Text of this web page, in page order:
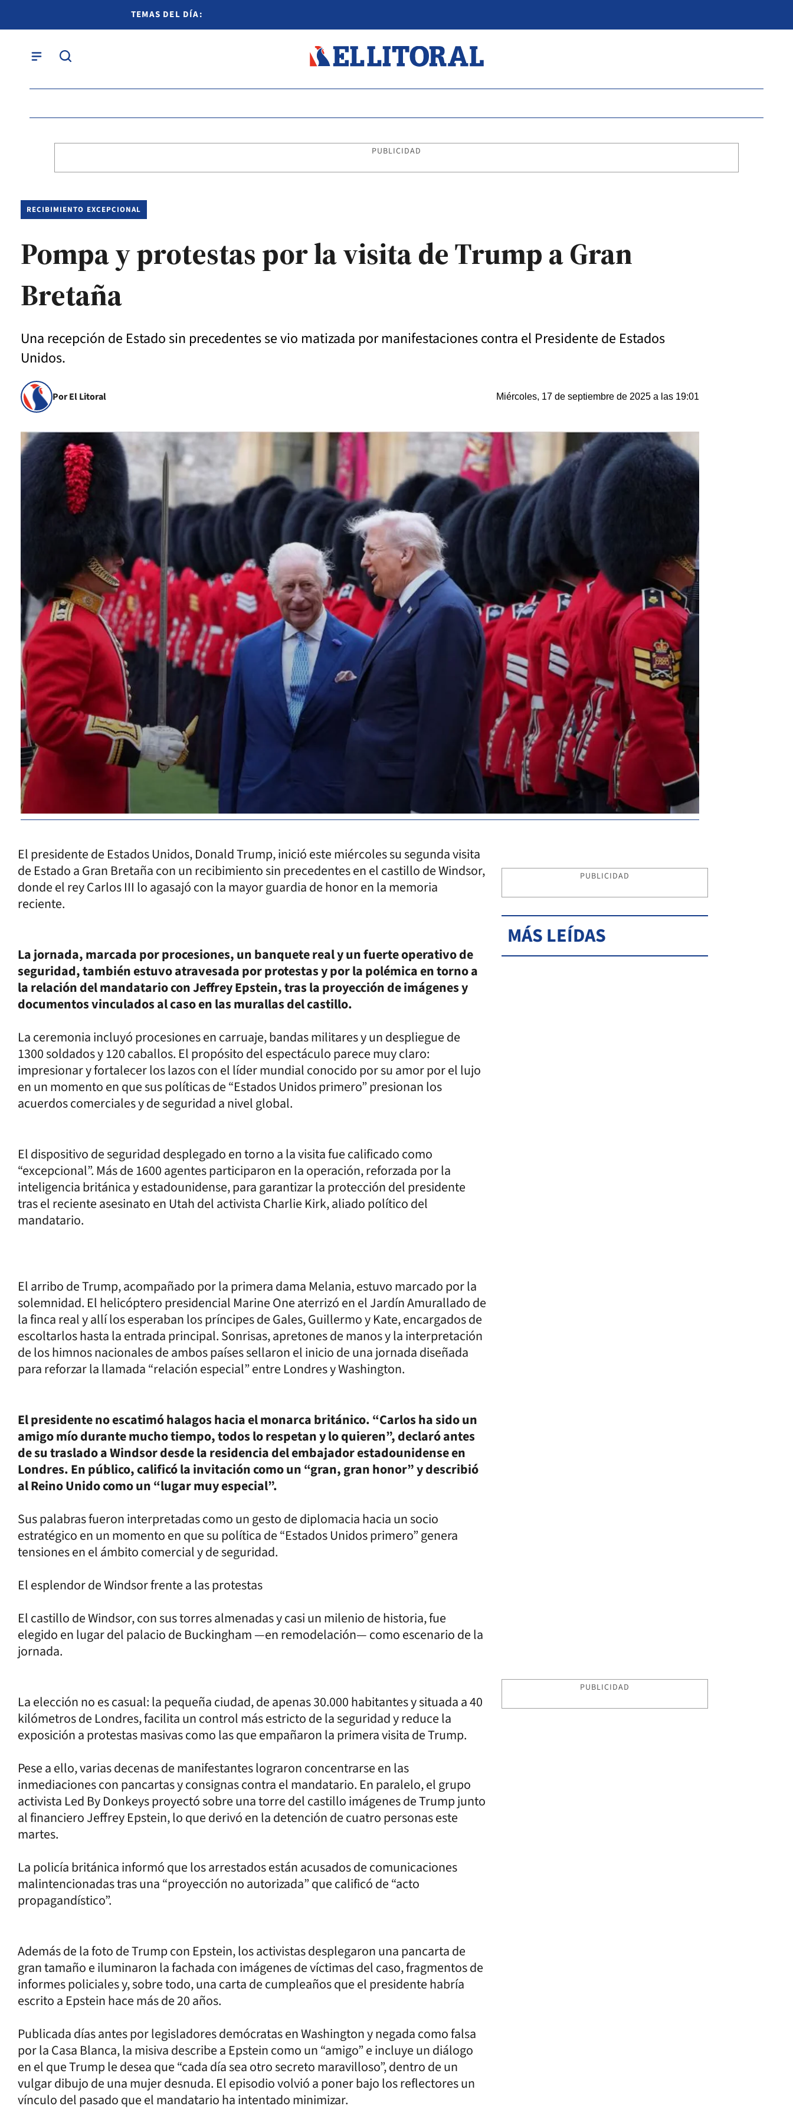
TEMAS DEL DÍA:
PUBLICIDAD
RECIBIMIENTO EXCEPCIONAL
Pompa y protestas por la visita de Trump a Gran
Bretaña
Una recepción de Estado sin precedentes se vio matizada por manifestaciones contra el Presidente de Estados
Unidos.
Por El Litoral Miércoles, 17 de septiembre de 2025 a las 19:01
El presidente de Estados Unidos, Donald Trump, inició este miércoles su segunda visita
de Estado a Gran Bretaña con un recibimiento sin precedentes en el castillo de Windsor,
donde el rey Carlos III lo agasajó con la mayor guardia de honor en la memoria
reciente.
La jornada, marcada por procesiones, un banquete real y un fuerte operativo de
seguridad, también estuvo atravesada por protestas y por la polémica en torno a
la relación del mandatario con Jeffrey Epstein, tras la proyección de imágenes y
documentos vinculados al caso en las murallas del castillo.
La ceremonia incluyó procesiones en carruaje, bandas militares y un despliegue de
1300 soldados y 120 caballos. El propósito del espectáculo parece muy claro:
impresionar y fortalecer los lazos con el líder mundial conocido por su amor por el lujo
en un momento en que sus políticas de “Estados Unidos primero” presionan los
acuerdos comerciales y de seguridad a nivel global.
El dispositivo de seguridad desplegado en torno a la visita fue calificado como
“excepcional”. Más de 1600 agentes participaron en la operación, reforzada por la
inteligencia británica y estadounidense, para garantizar la protección del presidente
tras el reciente asesinato en Utah del activista Charlie Kirk, aliado político del
mandatario.
El arribo de Trump, acompañado por la primera dama Melania, estuvo marcado por la
solemnidad. El helicóptero presidencial Marine One aterrizó en el Jardín Amurallado de
la finca real y allí los esperaban los príncipes de Gales, Guillermo y Kate, encargados de
escoltarlos hasta la entrada principal. Sonrisas, apretones de manos y la interpretación
de los himnos nacionales de ambos países sellaron el inicio de una jornada diseñada
para reforzar la llamada “relación especial” entre Londres y Washington.
El presidente no escatimó halagos hacia el monarca británico. “Carlos ha sido un
amigo mío durante mucho tiempo, todos lo respetan y lo quieren”, declaró antes
de su traslado a Windsor desde la residencia del embajador estadounidense en
Londres. En público, calificó la invitación como un “gran, gran honor” y describió
al Reino Unido como un “lugar muy especial”.
Sus palabras fueron interpretadas como un gesto de diplomacia hacia un socio
estratégico en un momento en que su política de “Estados Unidos primero” genera
tensiones en el ámbito comercial y de seguridad.
El esplendor de Windsor frente a las protestas
El castillo de Windsor, con sus torres almenadas y casi un milenio de historia, fue
elegido en lugar del palacio de Buckingham —en remodelación— como escenario de la
jornada.
La elección no es casual: la pequeña ciudad, de apenas 30.000 habitantes y situada a 40
kilómetros de Londres, facilita un control más estricto de la seguridad y reduce la
exposición a protestas masivas como las que empañaron la primera visita de Trump.
Pese a ello, varias decenas de manifestantes lograron concentrarse en las
inmediaciones con pancartas y consignas contra el mandatario. En paralelo, el grupo
activista Led By Donkeys proyectó sobre una torre del castillo imágenes de Trump junto
al financiero Jeffrey Epstein, lo que derivó en la detención de cuatro personas este
martes.
La policía británica informó que los arrestados están acusados de comunicaciones
malintencionadas tras una “proyección no autorizada” que calificó de “acto
propagandístico”.
Además de la foto de Trump con Epstein, los activistas desplegaron una pancarta de
gran tamaño e iluminaron la fachada con imágenes de víctimas del caso, fragmentos de
informes policiales y, sobre todo, una carta de cumpleaños que el presidente habría
escrito a Epstein hace más de 20 años.
Publicada días antes por legisladores demócratas en Washington y negada como falsa
por la Casa Blanca, la misiva describe a Epstein como un “amigo” e incluye un diálogo
en el que Trump le desea que “cada día sea otro secreto maravilloso”, dentro de un
vulgar dibujo de una mujer desnuda. El episodio volvió a poner bajo los reflectores un
vínculo del pasado que el mandatario ha intentado minimizar.
PUBLICIDAD
MÁS LEÍDAS
PUBLICIDAD